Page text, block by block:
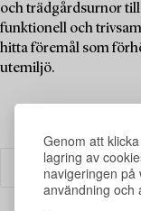
Genom att
lagring av
navigeringen på
användning och
och trädgårdsurnor
funktionell och
hitta föremål som
utemiljö.